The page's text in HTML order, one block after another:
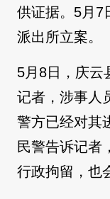
供证据。5月7
派出所立案。
5月8日，庆云
记者，涉事人
警方已经对其
民警告诉记者
行政拘留，也